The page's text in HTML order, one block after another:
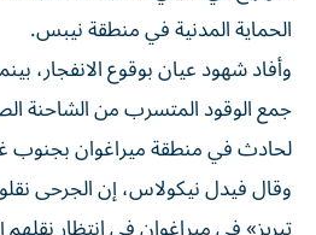
الحماية المدنية في منطقة نيبس.
وأفاد شهود عيان بوقوع الانفجار،
جمع الوقود المتسرب من الشاحنة
لحادث في منطقة ميراغوان بجنوب
وقال فيدل نيكولاس، إن الجرحى